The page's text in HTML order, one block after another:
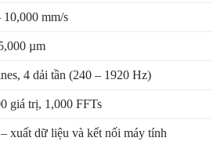
10,000 mm/s
µm
4 dải tần (240 – 1920 Hz)
giá trị, 1,000 FFTs
xuất dữ liệu và kết nối máy tính